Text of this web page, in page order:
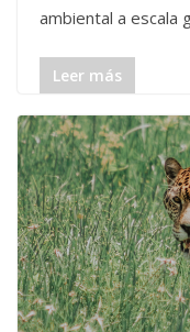
ambiental a escala
Leer más